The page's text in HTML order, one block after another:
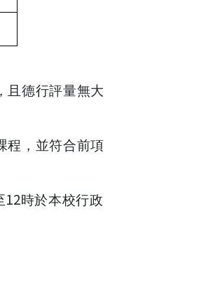
且德行評量無大
程，並符合前項
12時於本校行政